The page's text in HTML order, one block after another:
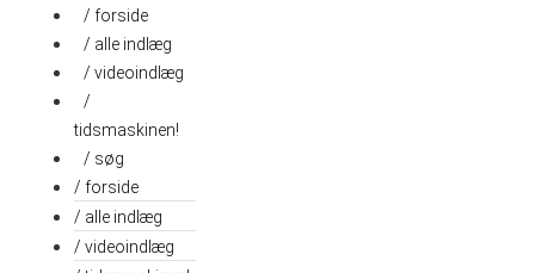
Videre
indhold
/ forside
/ alle indlæg
/ videoindlæg
/
tidsmaskinen!
/ søg
/ forside
/ alle indlæg
/ videoindlæg